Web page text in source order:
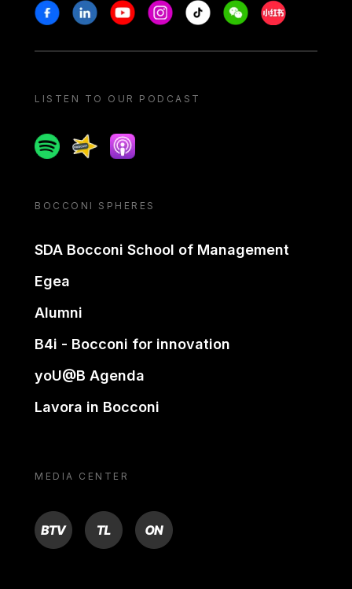
Stay in touch
FacebookLinkedinYoutubeInstagram
Tiktok WeechatXiaohongshu/
LISTEN TO OUR PODCAST
SpotifySpreakerApple podcast
BOCCONI SPHERES
SDA Bocconi School of Management
Egea
Alumni
B4i - Bocconi for innovation
yoU@B Agenda
Lavora in Bocconi
MEDIA CENTER
BTV TL ON